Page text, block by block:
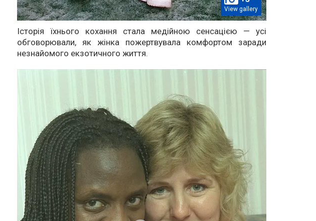
View gallery
Історія їхнього кохання стала медійною сенсацією — усі
обговорювали, як жінка пожертвувала комфортом заради
незнайомого екзотичного життя.